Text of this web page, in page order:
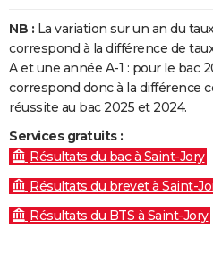
NB : La variation sur un an du
correspond à la différence de
A et une année A-1 : pour le bac
correspond donc à la différence
réussite au bac 2025 et 2024.
Services gratuits :
Résultats du bac à Saint-Jory
Résultats du brevet à Saint-
Résultats du BTS à Saint-Jory